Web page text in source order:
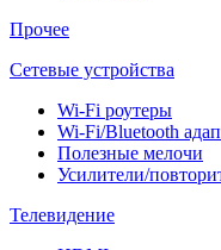
Прочее
Сетевые устройства
Wi-Fi роутеры
Wi-Fi/Bluetooth
Полезные мелочи
Усилители/
Телевидение